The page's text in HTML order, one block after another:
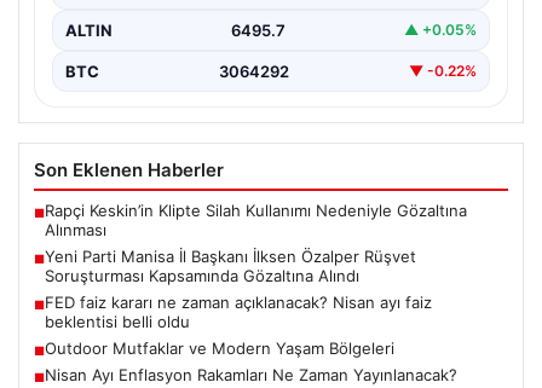
ALTIN 6495.7 ▲ +0.05%
BTC 3064292 ▼ -0.22%
Son Eklenen Haberler
■Rapçi Keskin’in Klipte Silah Kullanımı Nedeniyle Gözaltına
Alınması
■Yeni Parti Manisa İl Başkanı İlksen Özalper Rüşvet
Soruşturması Kapsamında Gözaltına Alındı
■FED faiz kararı ne zaman açıklanacak? Nisan ayı faiz
beklentisi belli oldu
■Outdoor Mutfaklar ve Modern Yaşam Bölgeleri
■Nisan Ayı Enflasyon Rakamları Ne Zaman Yayınlanacak?